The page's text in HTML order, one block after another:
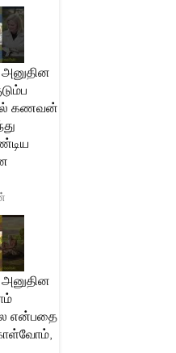
அனுதின
கணவன்
அனுதின
என்பதை